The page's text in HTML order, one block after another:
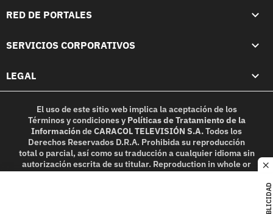
PUBLICIDAD
RED DE PORTALES
SERVICIOS CORPORATIVOS
LEGAL
El uso de este sitio web implica la aceptación de los
Términos y condicionesy Políticas de Tratamiento de la
InformacióndeCARACOL TELEVISIÓN S.A.Todos los
Derechos Reservados D.R.A. Prohibida su reproducción
total o parcial, así como su traducción a cualquier idioma sin
autorización escrita de su titular. Reproduction in whole or
in part, or translation without written permission is